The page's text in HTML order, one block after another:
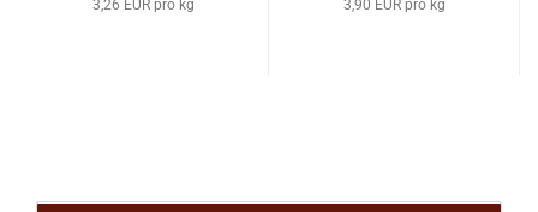
3,26 EUR pro kg 3,90 EUR pro kg